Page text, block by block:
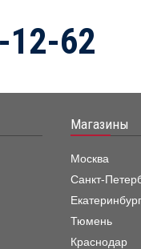
12-62
Магазины
Москва
Санкт-
Екатеринбург
Тюмень
Краснодар